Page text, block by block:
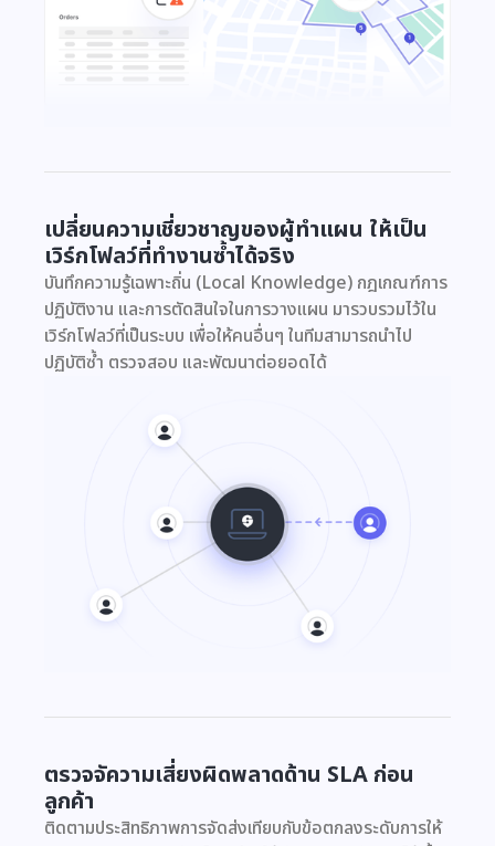
เปลี่ยนความเชี่ยวชาญของผู้ทำแผน ให้เป็น
เวิร์กโฟลว์ที่ทำงานซ้ำได้จริง
บันทึกความรู้เฉพาะถิ่น (Local Knowledge) กฎเกณฑ์การ
ปฏิบัติงาน และการตัดสินใจในการวางแผน มารวบรวมไว้ใน
เวิร์กโฟลว์ที่เป็นระบบ เพื่อให้คนอื่นๆ ในทีมสามารถนำไป
ปฏิบัติซ้ำ ตรวจสอบ และพัฒนาต่อยอดได้
ตรวจจัความเสี่ยงผิดพลาดด้าน SLA ก่อน
ลูกค้า
ติดตามประสิทธิภาพการจัดส่งเทียบกับข้อตกลงระดับการให้